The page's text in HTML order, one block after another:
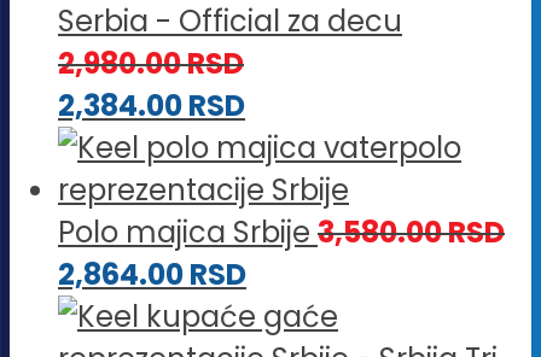
Serbia - Official za decu
2,980.00RSD
2,384.00RSD
Polo majica Srbije 3,580.00RSD
2,864.00RSD